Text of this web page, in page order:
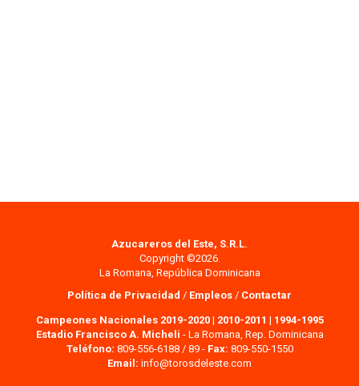
Azucareros del Este, S.R.L.
Copyright ©2026.
La Romana, República Dominicana
Política de Privacidad / Empleos / Contactar
Campeones Nacionales 2019-2020| 2010-2011 | 1994-1995
Estadio Francisco A. Micheli - La Romana, Rep. Dominicana
Teléfono: 809-556-6188 / 89 - Fax: 809-550-1550
Email: info@torosdeleste.com